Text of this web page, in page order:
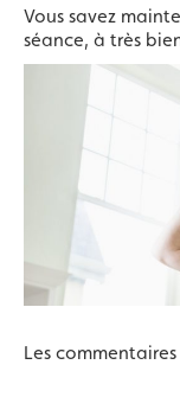
Vous savez
séance, à très
Les